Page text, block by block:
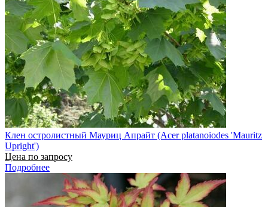
Клен остролистный Мауриц Апрайт (Acer platanoiodes 'Mauritz
Upright')
Цена по запросу
Подробнее